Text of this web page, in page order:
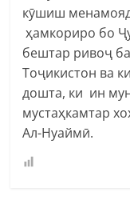
кӯшиш
ҳамкориро бо
бештар ривоҷ
Тоҷикистон ва
дошта, ки ин
мустаҳкамтар
Ал-Нуаймӣ.